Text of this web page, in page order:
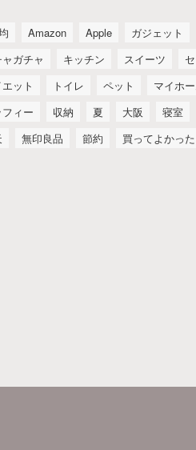
Amazon Apple
ガジェット
ガチャ
キッチン スイーツ
ット
トイレ ペット
マイホ
フィー
収納 夏 大阪 寝室
無印良品 節約 買ってよかっ